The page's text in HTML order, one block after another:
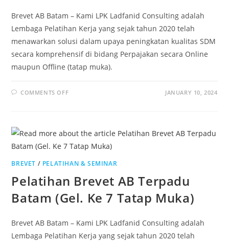
Brevet AB Batam – Kami LPK Ladfanid Consulting adalah
Lembaga Pelatihan Kerja yang sejak tahun 2020 telah
menawarkan solusi dalam upaya peningkatan kualitas SDM
secara komprehensif di bidang Perpajakan secara Online
maupun Offline (tatap muka).
COMMENTS OFF JANUARY 10, 2024
BREVET / PELATIHAN & SEMINAR
Pelatihan Brevet AB Terpadu
Batam (Gel. Ke 7 Tatap Muka)
Brevet AB Batam – Kami LPK Ladfanid Consulting adalah
Lembaga Pelatihan Kerja yang sejak tahun 2020 telah